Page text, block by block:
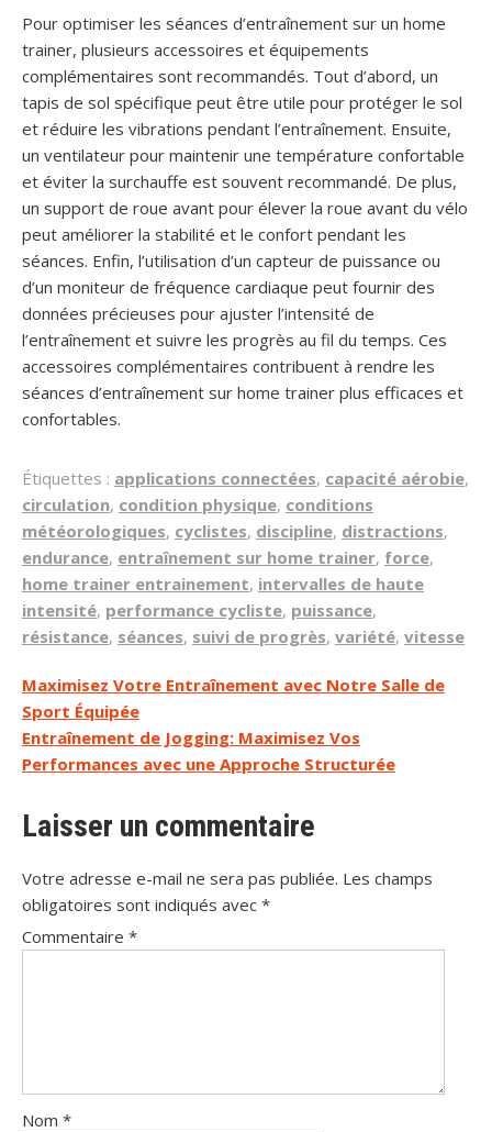
Pour optimiser les séances d’entraînement sur un home
trainer, plusieurs accessoires et équipements
complémentaires sont recommandés. Tout d’abord, un
tapis de sol spécifique peut être utile pour protéger le sol
et réduire les vibrations pendant l’entraînement. Ensuite,
un ventilateur pour maintenir une température confortable
et éviter la surchauffe est souvent recommandé. De plus,
un support de roue avant pour élever la roue avant du vélo
peut améliorer la stabilité et le confort pendant les
séances. Enfin, l’utilisation d’un capteur de puissance ou
d’un moniteur de fréquence cardiaque peut fournir des
données précieuses pour ajuster l’intensité de
l’entraînement et suivre les progrès au fil du temps. Ces
accessoires complémentaires contribuent à rendre les
séances d’entraînement sur home trainer plus efficaces et
confortables.
Étiquettes : applications connectées, capacité aérobie,
circulation, condition physique, conditions
météorologiques, cyclistes, discipline, distractions,
endurance, entraînement sur home trainer, force,
home trainer entrainement, intervalles de haute
intensité, performance cycliste, puissance,
résistance, séances, suivi de progrès, variété, vitesse
Navigation
de
l’article
Maximisez Votre Entraînement avec Notre Salle de
Sport Équipée
Entraînement de Jogging: Maximisez Vos
Performances avec une Approche Structurée
Laisser un commentaire
Votre adresse e-mail ne sera pas publiée. Les champs
obligatoires sont indiqués avec *
Commentaire *
Nom *